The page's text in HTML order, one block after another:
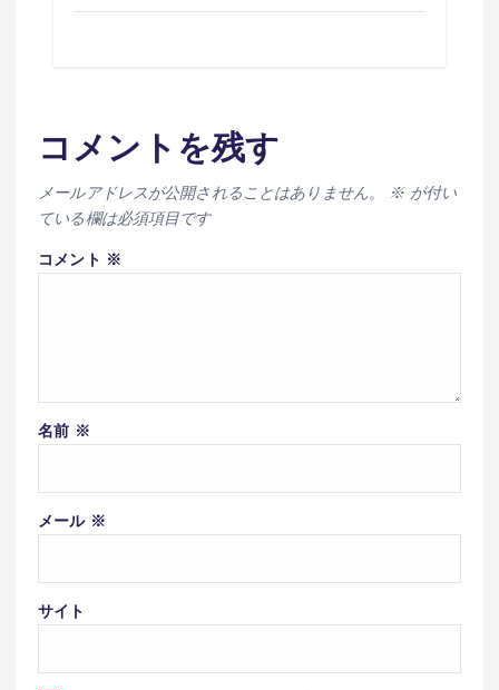
コメントを残す
メールアドレスが公開されることはありません。 ※が付い
ている欄は必須項目です
コメント ※
名前 ※
メール ※
サイト